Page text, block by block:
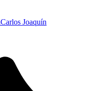
Carlos Joaquín